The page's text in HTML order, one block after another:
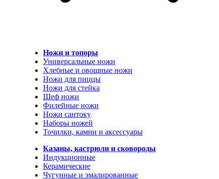
Ножи и топоры
Универсальные ножи
Хлебные и овощные ножи
Ножи для пиццы
Ножи для стейка
Шеф ножи
Филейные ножи
Ножи сантоку
Наборы ножей
Точилки, камни и аксессуары
Казаны, кастрюли и сковороды
Индукционные
Керамические
Чугунные и эмалированные